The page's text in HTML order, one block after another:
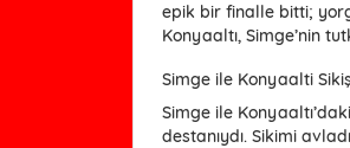
epik bir finalle bitti;
Konyaaltı, Simge’nin
Simge ile Konyaalti
Simge ile
destanıydı. Sikimi